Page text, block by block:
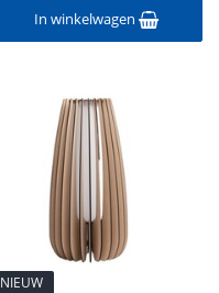
In winkelwagen
NIEUW